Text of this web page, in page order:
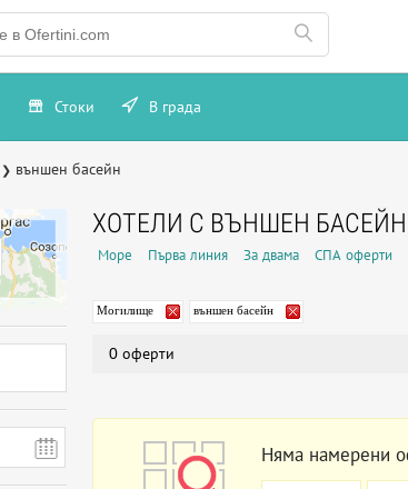
Стоки В града
❯ външен басейн
ХОТЕЛИ С ВЪНШЕН
Море Първа линия За двама СПА оферти
Могилище външен басейн
0 оферти
Няма намерени